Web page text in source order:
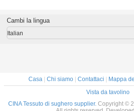
per borse,
quaderni, scarpe,
decorazione
Cambi la lingua
Italian
Casa| Chi siamo| Contattaci | Mappa
Vista da tavolino
CINA Tessuto di sughero supplier. Copyright ©